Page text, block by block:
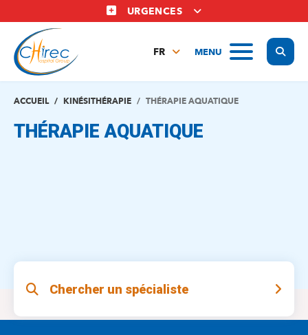
au
contenu
principal
URGENCES
MENU
FR
EN
ACCUEIL KINÉSITHÉRAPIE THÉRAPIE AQUATIQUE
THÉRAPIE AQUATIQUE
Chercher un spécialiste